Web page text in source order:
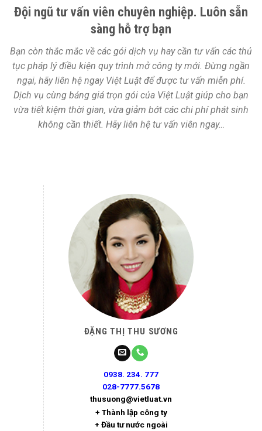
Đội ngũ tư vấn viên chuyên nghiệp. Luôn sẵn
sàng hỗ trợ bạn
Bạn còn thắc mắc về các gói dịch vụ hay cần tư vấn các thủ
tục pháp lý điều kiện quy trình mở công ty mới. Đừng ngần
ngại, hãy liên hệ ngay Việt Luật để được tư vấn miễn phí.
Dịch vụ cùng bảng giá trọn gói của Việt Luật giúp cho bạn
vừa tiết kiệm thời gian, vừa giảm bớt các chi phí phát sinh
không cần thiết. Hãy liên hệ tư vấn viên ngay…
ĐẶNG THỊ THU SƯƠNG
0938. 234. 777
028-7777.5678
thusuong@vietluat.vn
+ Thành lập công ty
+ Đầu tư nước ngoài